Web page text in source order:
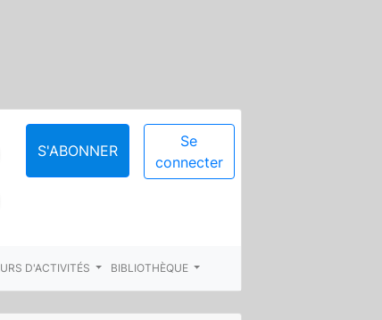
S'ABONNER
Se
connecter
D'ACTIVITÉS BIBLIOTHÈQUE